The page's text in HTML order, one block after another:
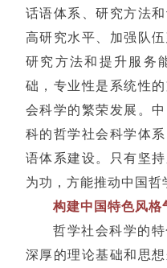
话语体系、研究方法
高研究水平、加强队
研究方法和提升服务
础，专业性是系统性
会科学的繁荣发展。
科的哲学社会科学体
语体系建设。只有坚
为功，方能推动中国哲
构建中国特色风格
哲学社会科学的
深厚的理论基础和思